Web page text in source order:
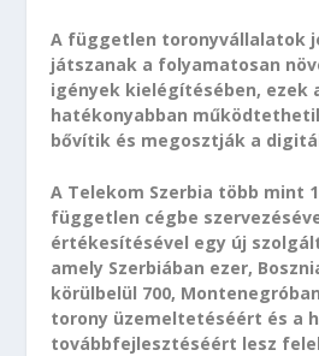
A független toronyvállalatok
játszanak a folyamatosan
igények kielégítésében, ezek
hatékonyabban
bővítik és megosztják a
A Telekom Szerbia több mint
független cégbe
értékesítésével egy új
amely Szerbiában ezer,
körülbelül 700,
torony üzemeltetéséért és a
továbbfejlesztéséért lesz